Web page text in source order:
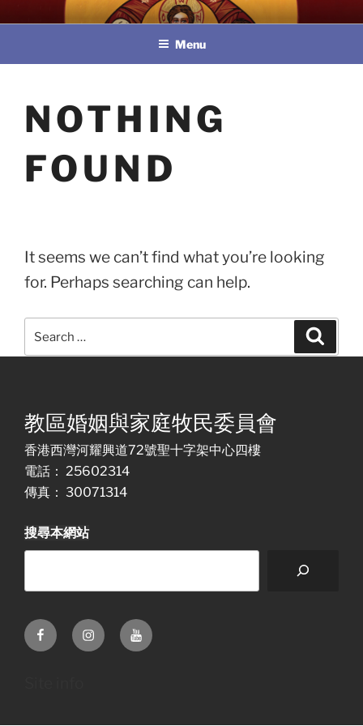
to
教區婚姻與家庭牧民委員會
Menu
NOTHING
FOUND
It seems we can’t find what you’re looking
for. Perhaps searching can help.
for:
教區婚姻與家庭牧民委員會
香港西灣河耀興道72號聖十字架中心四樓
電話： 25602314
傳真： 30071314
搜尋本網站
FacebookInstagramYoutube